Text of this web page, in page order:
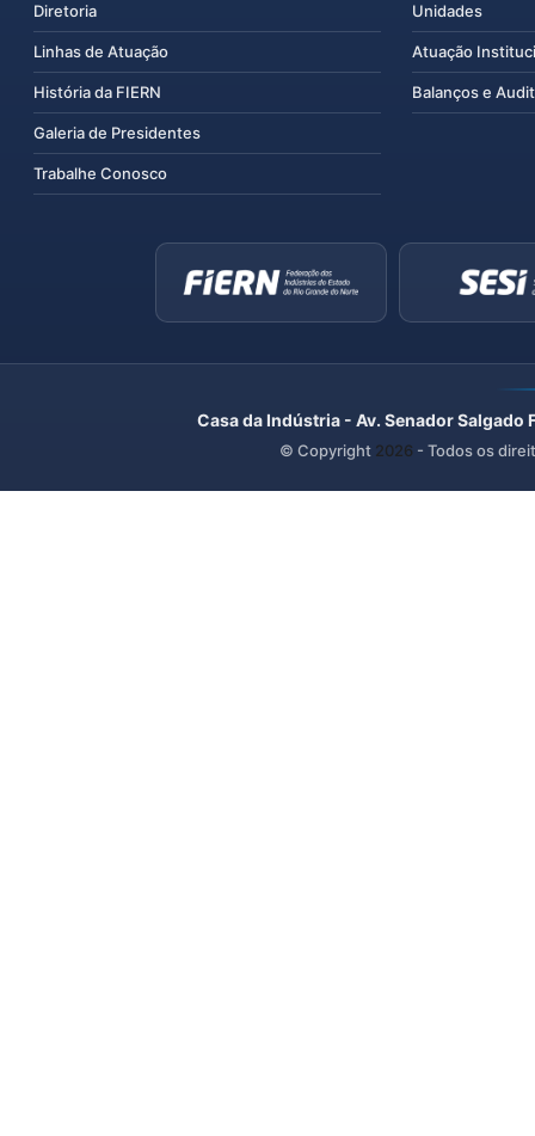
Diretoria
Linhas de Atuação
História da FIERN
Galeria de Presidentes
Trabalhe Conosco
Unidades
Atuação
Balanços e
Casa da Indústria - Av. Senador
© Copyright 2026 - Todos os